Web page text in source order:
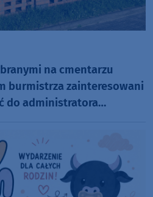
na cmentarzu
burmistrza zainteresowani
do administratora